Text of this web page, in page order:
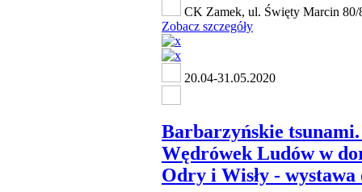
CK Zamek, ul. Święty Marcin 80/
Zobacz szczegóły
20.04-31.05.2020
Barbarzyńskie
Wędrówek Ludów w
Odry i Wisły - wystawa